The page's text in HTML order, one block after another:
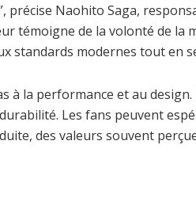
précise Naohito Saga,
témoigne de la volonté de la
standards modernes tout en
à la performance et au design.
Les fans peuvent
des valeurs souvent